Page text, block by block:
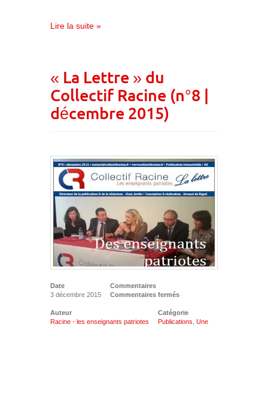
Lire la suite »
« La Lettre » du
Collectif Racine (n°8 |
décembre 2015)
Date
3 décembre 2015
Commentaires
Commentaires fermés
Auteur
Racine - les enseignants patriotes
Catégorie
Publications Une